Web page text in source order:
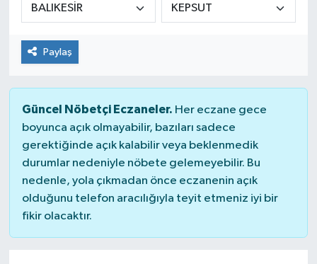
Paylaş
Güncel Nöbetçi Eczaneler. Her eczane gece
boyunca açık olmayabilir, bazıları sadece
gerektiğinde açık kalabilir veya beklenmedik
durumlar nedeniyle nöbete gelemeyebilir. Bu
nedenle, yola çıkmadan önce eczanenin açık
olduğunu telefon aracılığıyla teyit etmeniz iyi bir
fikir olacaktır.